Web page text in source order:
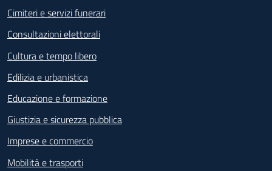
Cimiteri e servizi funerari
Consultazioni elettorali
Cultura e tempo libero
Edilizia e urbanistica
Educazione e formazione
Giustizia e sicurezza pubblica
Imprese e commercio
Mobilità e trasporti